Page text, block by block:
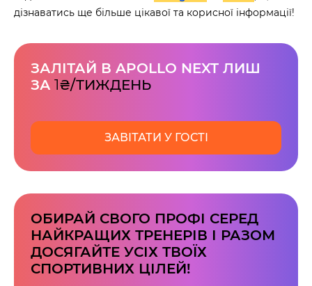
дізнаватись ще більше цікавої та корисної інформації!
ЗАЛІТАЙ В APOLLO NEXT ЛИШ
ЗА 1₴/ТИЖДЕНЬ
ЗАВІТАТИ У ГОСТІ
ОБИРАЙ СВОГО ПРОФІ СЕРЕД
НАЙКРАЩИХ ТРЕНЕРІВ І РАЗОМ
ДОСЯГАЙТЕ УСІХ ТВОЇХ
СПОРТИВНИХ ЦІЛЕЙ!
60 секунд пам’яті
00
хв
59
сек
Ми пам’ятаємо.